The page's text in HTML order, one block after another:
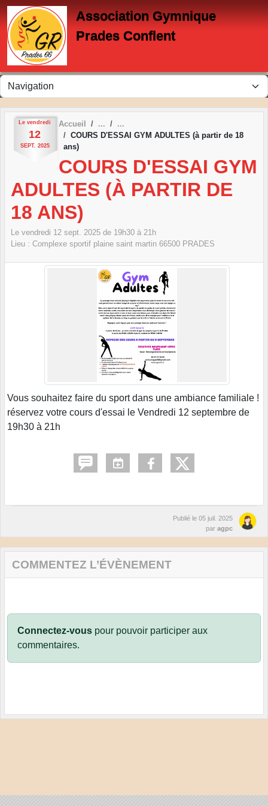
Association Gymnique
Prades Conflent
Le vendredi
12
SEPT. 2025
Accueil
COURS D'ESSAI GYM ADULTES (à partir de 18
ans)
COURS D'ESSAI GYM
ADULTES (À PARTIR DE
18 ANS)
Le vendredi 12 sept. 2025 de 19h30 à 21h
Lieu : Complexe sportif plaine saint martin 66500 PRADES
Vous souhaitez faire du sport dans une ambiance familiale !
réservez votre cours d'essai le Vendredi 12 septembre de
19h30 à 21h
Publié le 05 juil. 2025
par agpc
COMMENTEZ L’ÉVÈNEMENT
Connectez-vous pour pouvoir participer aux
commentaires.
Panneau de gestion des cookies